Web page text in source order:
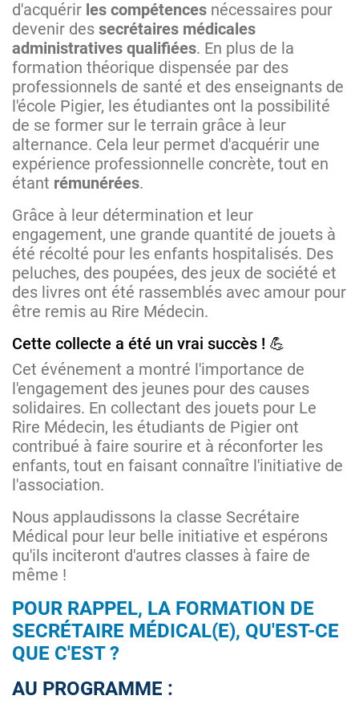
d'acquérir les compétences nécessaires pour
devenir des secrétaires médicales
administratives qualifiées. En plus de la
formation théorique dispensée par des
professionnels de santé et des enseignants de
l'école Pigier, les étudiantes ont la possibilité
de se former sur le terrain grâce à leur
alternance. Cela leur permet d'acquérir une
expérience professionnelle concrète, tout en
étant rémunérées.
Grâce à leur détermination et leur
engagement, une grande quantité de jouets à
été récolté pour les enfants hospitalisés. Des
peluches, des poupées, des jeux de société et
des livres ont été rassemblés avec amour pour
être remis au Rire Médecin.
Cette collecte a été un vrai succès ! 💪
Cet événement a montré l'importance de
l'engagement des jeunes pour des causes
solidaires. En collectant des jouets pour Le
Rire Médecin, les étudiants de Pigier ont
contribué à faire sourire et à réconforter les
enfants, tout en faisant connaître l'initiative de
l'association.
Nous applaudissons la classe Secrétaire
Médical pour leur belle initiative et espérons
qu'ils inciteront d'autres classes à faire de
même !
POUR RAPPEL, LA FORMATION DE
SECRÉTAIRE MÉDICAL(E), QU'EST-CE
QUE C'EST ?
AU PROGRAMME :